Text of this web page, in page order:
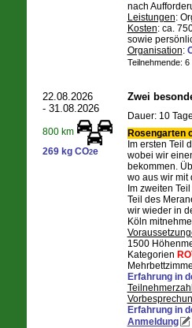
nach
Leistungen:
Kosten: ca.
sowie
Organisation:
Teilnehmende:
22.08.2026
- 31.08.2026
800 km
269 kg CO2e
Zwei
Dauer: 10
Rosengarten
Im ersten Teil
wobei wir
bekommen.
wo aus wir mit
Im zweiten
Teil des
wir wieder in
Köln
1500
Kategorien
Erfahrung in
Erfahrung in
Anmeldung